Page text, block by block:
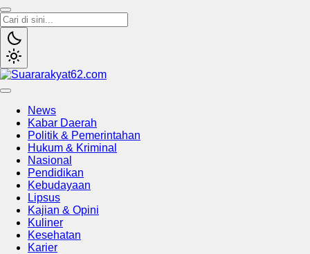
News
Kabar Daerah
Politik & Pemerintahan
Hukum & Kriminal
Nasional
Pendidikan
Kebudayaan
Lipsus
Kajian & Opini
Kuliner
Kesehatan
Karier